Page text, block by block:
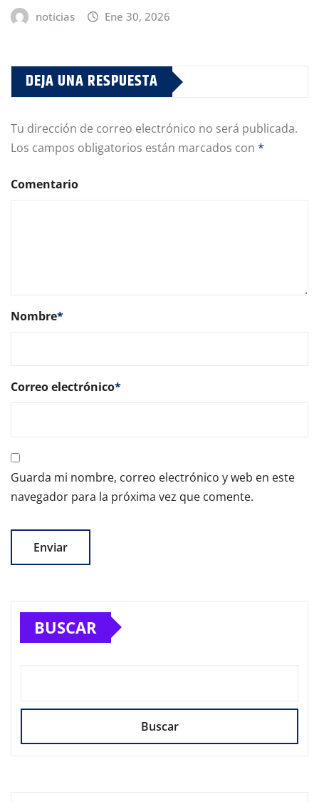
noticias Ene 30, 2026
DEJA UNA RESPUESTA
Tu dirección de correo electrónico no será publicada.
Los campos obligatorios están marcados con *
Comentario
Nombre*
Correo electrónico*
Guarda mi nombre, correo electrónico y web en este
navegador para la próxima vez que comente.
BUSCAR
Buscar